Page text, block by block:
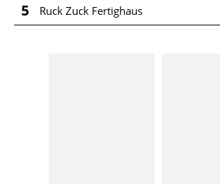
5 Ruck Zuck Fertighaus